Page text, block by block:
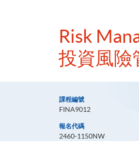
Risk
投資風險
課程編號
FINA9012
報名代碼
2460-1150NW